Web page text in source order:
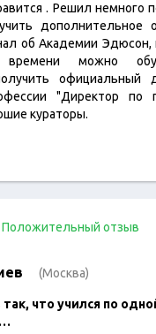
. Решил немного
дополнительное
об Академии Эдюсон,
времени можно
официальный
"Директор по
кураторы.
Положительный отзыв
(Москва)
так, что учился по